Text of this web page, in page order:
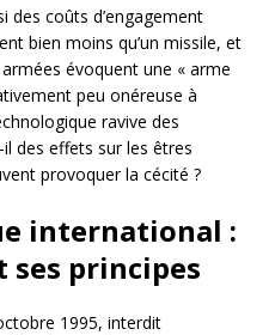
des coûts d’engagement
bien moins qu’un missile, et
évoquent une « arme
peu onéreuse à
ravive des
des effets sur les êtres
provoquer la cécité ?
international :
ses principes
1995, interdit